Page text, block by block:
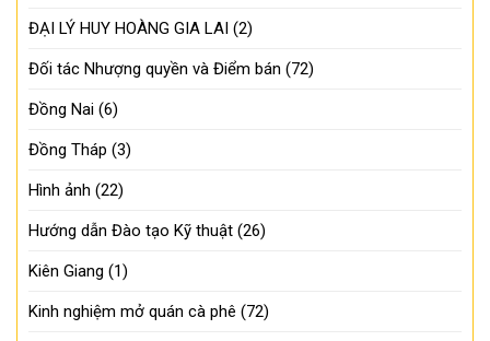
ĐẠI LÝ HUY HOÀNG GIA LAI (2)
Đối tác Nhượng quyền và Điểm bán (72)
Đồng Nai (6)
Đồng Tháp (3)
Hình ảnh (22)
Hướng dẫn Đào tạo Kỹ thuật (26)
Kiên Giang (1)
Kinh nghiệm mở quán cà phê (72)